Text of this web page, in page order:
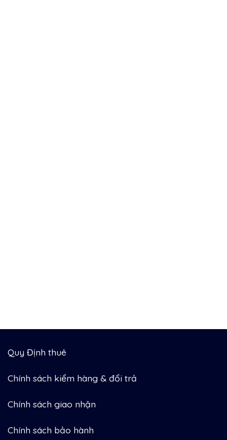
Quy Định thuê
Chính sách kiểm hàng & đổi trả
Chính sách giao nhận
Chính sách bảo hành